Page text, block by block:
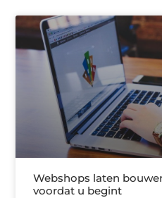
Webshops laten
voordat u begint